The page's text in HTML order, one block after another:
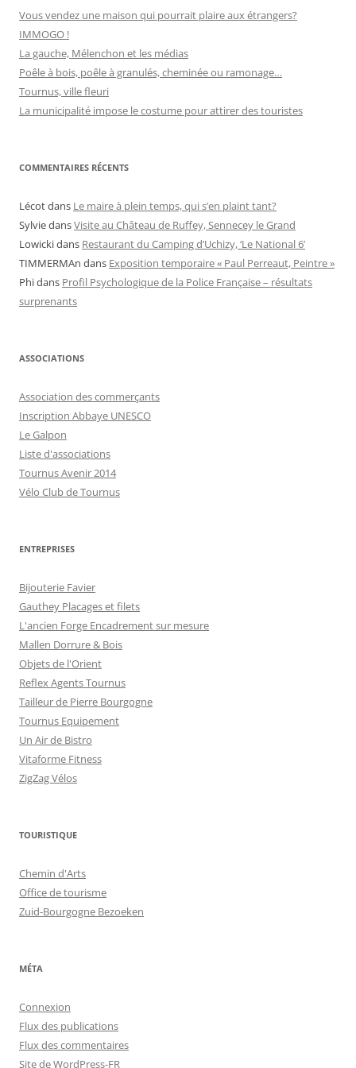
Vous vendez une maison qui pourrait plaire aux étrangers?
IMMOGO !
La gauche, Mélenchon et les médias
Poêle à bois, poêle à granulés, cheminée ou ramonage…
Tournus, ville fleuri
La municipalité impose le costume pour attirer des touristes
COMMENTAIRES RÉCENTS
Lécotdans Le maire à plein temps, qui s’en plaint tant?
SylviedansVisite au Château de Ruffey, Sennecey le Grand
Lowickidans Restaurant du Camping d’Uchizy, ‘Le National 6’
TIMMERMAn dans Exposition temporaire « Paul Perreaut, Peintre »
Phidans Profil Psychologique de la Police Française – résultats
surprenants
ASSOCIATIONS
Association des commerçants
Inscription Abbaye UNESCO
Le Galpon
Liste d'associations
Tournus Avenir 2014
Vélo Club de Tournus
ENTREPRISES
Bijouterie Favier
Gauthey Placages et filets
L'ancien Forge Encadrement sur mesure
Mallen Dorrure & Bois
Objets de l'Orient
Reflex Agents Tournus
Tailleur de Pierre Bourgogne
Tournus Equipement
Un Air de Bistro
Vitaforme Fitness
ZigZag Vélos
TOURISTIQUE
Chemin d'Arts
Office de tourisme
Zuid-Bourgogne Bezoeken
MÉTA
Connexion
Flux des publications
Flux des commentaires
Site de WordPress-FR